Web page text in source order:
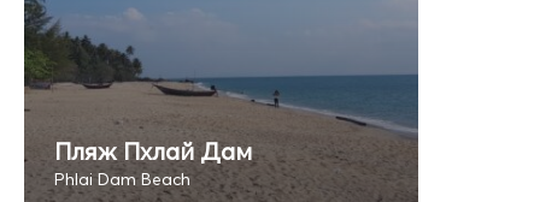
Пляж Пхлай Дам
Phlai Dam Beach